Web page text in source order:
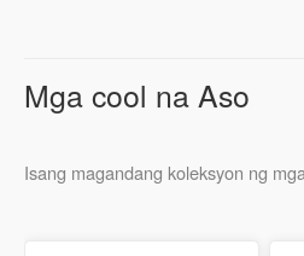
Mga cool na Aso
Isang magandang koleksyon ng